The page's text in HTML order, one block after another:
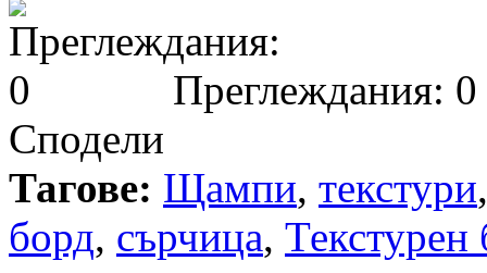
Преглеждания: 0
Сподели
Тагове: Щампи, текстури
борд, сърчица, Текстурен